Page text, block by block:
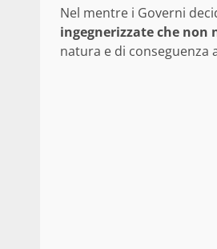
Nel mentre i Governi
ingegnerizzate che non
natura e di conseguenza